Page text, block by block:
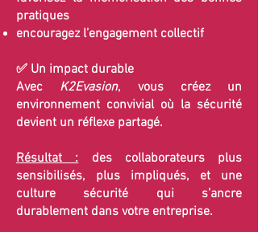
pratiques
encouragez l’engagement collectif
✅ Un impact durable
Avec K2Evasion, vous créez un
environnement convivial où la sécurité
devient un réflexe partagé.
Résultat :des collaborateurs plus
sensibilisés, plus impliqués, et une
culture sécurité qui s’ancre
durablement dans votre entreprise.